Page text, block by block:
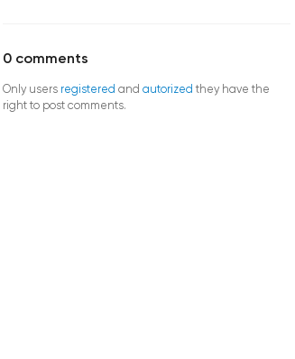
0 comments
Only users registered and autorized they have the
right to post comments.